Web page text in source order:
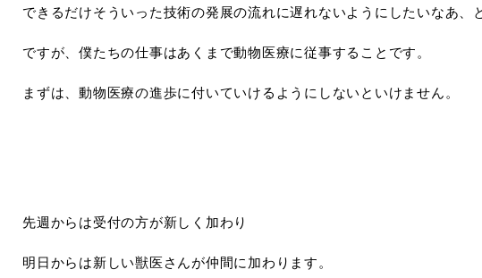
できるだけそういった技術の発展の流れに遅れないようにしたいなあ、
ですが、僕たちの仕事はあくまで動物医療に従事することです。
まずは、動物医療の進歩に付いていけるようにしないといけません。
先週からは受付の方が新しく加わり
明日からは新しい獣医さんが仲間に加わります。